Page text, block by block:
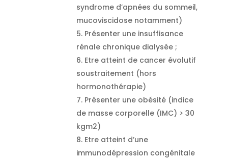
syndrome d’apnées du sommeil,
mucoviscidose notamment)
Présenter une insuffisance
rénale chronique dialysée ;
Etre atteint de cancer évolutif
soustraitement (hors
hormonothérapie)
Présenter une obésité (indice
de masse corporelle (IMC) > 30
kgm2)
Etre atteint d’une
immunodépression congénitale